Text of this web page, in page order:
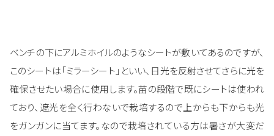
ベンチの下にアルミホイルのようなシートが敷いてあるのですが、
このシートは「ミラーシート」といい、日光を反射させてさらに光を
確保させたい場合に使用します。苗の段階で既にシートは使われ
ており、遮光を全く行わないで栽培するので上からも下からも光
をガンガンに当てます。なので栽培されている方は暑さが大変だ